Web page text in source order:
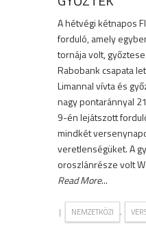
A hétvégi kétnapos
forduló, amely
tornája volt,
Rabobank csapata
Limannal vívta és
nagy pontaránnyal
9-én lejátszott
mindkét
veretlenségüket. A
oroszlánrésze volt
Read More...
| NEMZETKÖZI ,